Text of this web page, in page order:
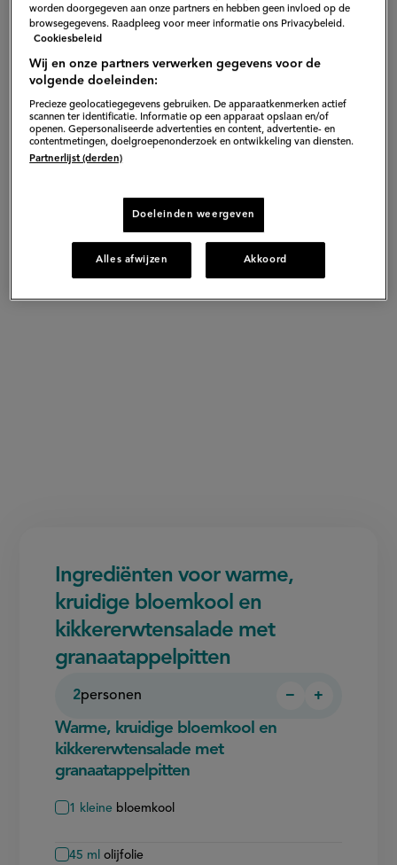
Gepubliceerd op: 19-11-15
Bewerkt op: 13-04-2026
Ingrediënten voor warme,
kruidige bloemkool en
kikkererwtensalade met
granaatappelpitten
2personen
Persoon
−
Persoon
+
Warme, kruidige bloemkool en
kikkererwtensalade met
granaatappelpitten
1 kleine bloemkool
45 ml olijfolie
worden doorgegeven aan onze partners en hebben geen invloed op de
browsegegevens. Raadpleeg voor meer informatie ons Privacybeleid.
Cookiesbeleid
Wij en onze partners verwerken gegevens voor de
volgende doeleinden:
Precieze geolocatiegegevens gebruiken. De apparaatkenmerken actief
scannen ter identificatie. Informatie op een apparaat opslaan en/of
openen. Gepersonaliseerde advertenties en content, advertentie- en
contentmetingen, doelgroepenonderzoek en ontwikkeling van diensten.
Partnerlijst (derden)
Doeleinden weergeven
Alles afwijzen Akkoord